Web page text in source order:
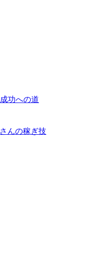
功への道
んの稼ぎ技